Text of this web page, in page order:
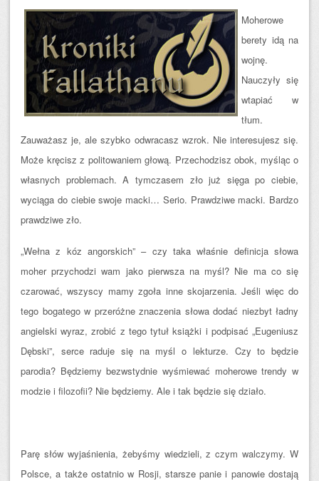
Moherowe
berety idą na
wojnę.
Nauczyły się
wtapiać w
tłum.
Zauważasz je, ale szybko odwracasz wzrok. Nie interesujesz się.
Może kręcisz z politowaniem głową. Przechodzisz obok, myśląc o
własnych problemach. A tymczasem zło już sięga po ciebie,
wyciąga do ciebie swoje macki… Serio. Prawdziwe macki. Bardzo
prawdziwe zło.
„Wełna z kóz angorskich” – czy taka właśnie definicja słowa
moher przychodzi wam jako pierwsza na myśl? Nie ma co się
czarować, wszyscy mamy zgoła inne skojarzenia. Jeśli więc do
tego bogatego w przeróżne znaczenia słowa dodać niezbyt ładny
angielski wyraz, zrobić z tego tytuł książki i podpisać „Eugeniusz
Dębski”, serce raduje się na myśl o lekturze. Czy to będzie
parodia? Będziemy bezwstydnie wyśmiewać moherowe trendy w
modzie i filozofii? Nie będziemy. Ale i tak będzie się działo.
Parę słów wyjaśnienia, żebyśmy wiedzieli, z czym walczymy. W
Polsce, a także ostatnio w Rosji, starsze panie i panowie dostają